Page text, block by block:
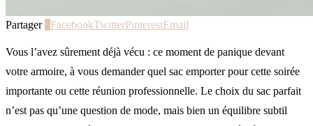
Partager FacebookTwitterPinterestEmail
Vous l’avez sûrement déjà vécu : ce moment de panique devant
votre armoire, à vous demander quel sac emporter pour cette soirée
importante ou cette réunion professionnelle. Le choix du sac parfait
n’est pas qu’une question de mode, mais bien un équilibre subtil